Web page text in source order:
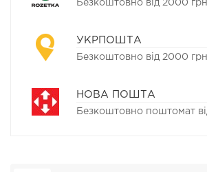
Безкоштовно від 2000 грн
УКРПОШТА
Безкоштовно від 2000 грн
НОВА ПОШТА
Безкоштовно поштомат